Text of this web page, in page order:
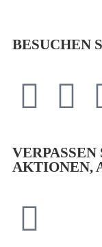
BESUCHEN
AKTIONEN,